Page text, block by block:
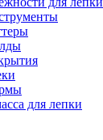
для лепки